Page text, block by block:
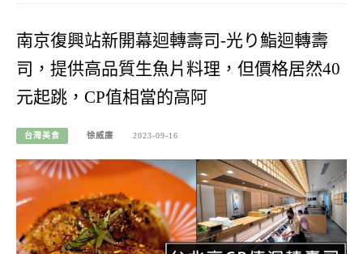
南京復興站新開幕迴轉壽司-光り鮨迴轉壽
司，提供高品質生魚片料理，但價格居然40
元起跳，CP值相當的高阿
台灣美食 徐威廉 2023-09-16